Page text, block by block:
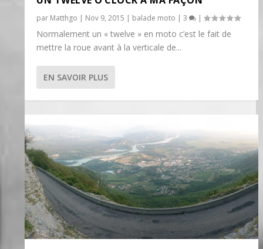
par Matthgo | Nov 9, 2015 | balade moto |3 |
Normalement un « twelve » en moto c’est le fait de
mettre la roue avant à la verticale de...
EN SAVOIR PLUS